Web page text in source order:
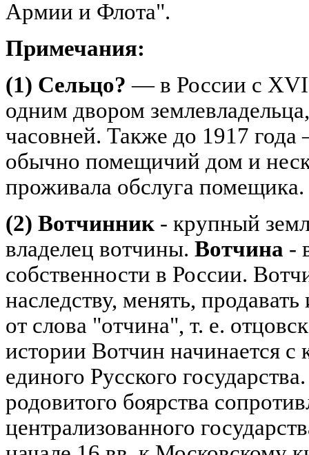
Армии и Флота".
Примечания:
(1) Сельцо? — в России с XVI
одним двором
часовней. Также до 1917
обычно помещичий дом и
проживала обслуга помещика.
(2) Вотчинник - крупный
владелец вотчины. Вотчина -
собственности в России.
наследству, менять,
от слова "отчина", т. е.
истории Вотчин начинается с
единого Русского
родовитого боярства
централизованного